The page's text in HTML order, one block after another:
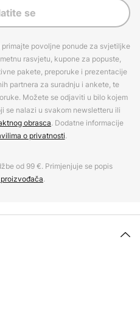
se
povoljne ponude za svjetiljke
rasvjetu, kupone za popuste,
pakete, preporuke i prezentacije
partnera za suradnju i ankete, te
Možete se odjaviti u bilo kojem
se nalazi u svakom newsletteru ili
obrasca. Dodatne informacije
o privatnosti.
od 99 €. Primjenjuje se popis
.